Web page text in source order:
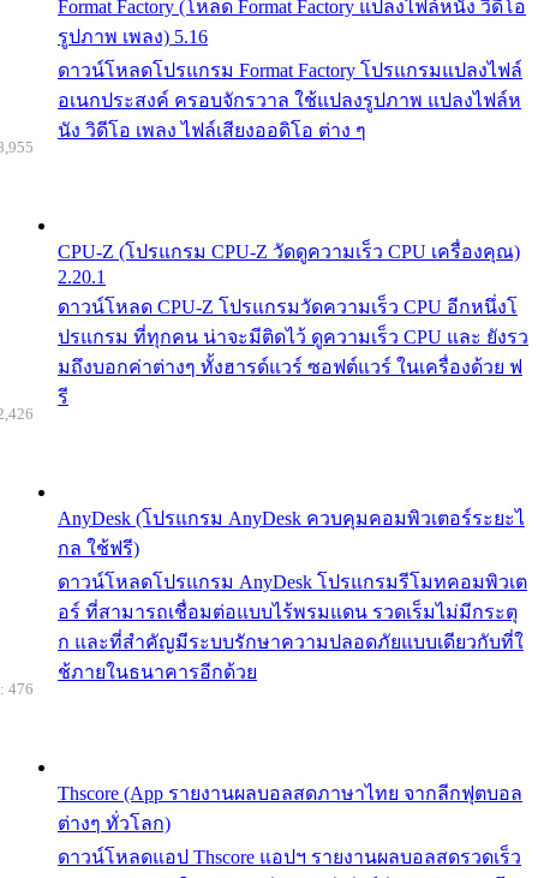
Format Factory (โหลด Format Factory แปลงไฟล์หนัง วิดีโอ
รูปภาพ เพลง) 5.16
ดาวน์โหลดโปรแกรม Format Factory โปรแกรมแปลงไฟล์
อเนกประสงค์ ครอบจักรวาล ใช้แปลงรูปภาพ แปลงไฟล์ห
นัง วิดีโอ เพลง ไฟล์เสียงออดิโอ ต่าง ๆ
CPU-Z (โปรแกรม CPU-Z วัดดูความเร็ว CPU เครื่องคุณ)
2.20.1
ดาวน์โหลด CPU-Z โปรแกรมวัดความเร็ว CPU อีกหนึ่งโ
ปรแกรม ที่ทุกคน น่าจะมีติดไว้ ดูความเร็ว CPU และ ยังรว
มถึงบอกค่าต่างๆ ทั้งฮารด์แวร์ ซอฟต์แวร์ ในเครื่องด้วย ฟ
รี
AnyDesk (โปรแกรม AnyDesk ควบคุมคอมพิวเตอร์ระยะไ
กล ใช้ฟรี)
ดาวน์โหลดโปรแกรม AnyDesk โปรแกรมรีโมทคอมพิวเต
อร์ ที่สามารถเชื่อมต่อแบบไร้พรมแดน รวดเร็มไม่มีกระตุ
ก และที่สำคัญมีระบบรักษาความปลอดภัยแบบเดียวกับที่ใ
ช้ภายในธนาคารอีกด้วย
Thscore (App รายงานผลบอลสดภาษาไทย จากลีกฟุตบอล
ต่างๆ ทั่วโลก)
ดาวน์โหลดแอป Thscore แอปฯ รายงานผลบอลสดรวดเร็ว
476